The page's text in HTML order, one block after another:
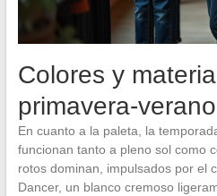
Colores y
primavera-
En cuanto a la paleta, la
funcionan tanto a pleno sol como
rotos dominan, impulsados por el
Dancer, un blanco cremoso